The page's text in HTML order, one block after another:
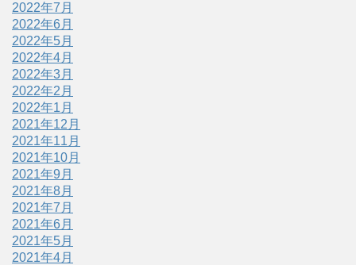
2022年7月
2022年6月
2022年5月
2022年4月
2022年3月
2022年2月
2022年1月
2021年12月
2021年11月
2021年10月
2021年9月
2021年8月
2021年7月
2021年6月
2021年5月
2021年4月